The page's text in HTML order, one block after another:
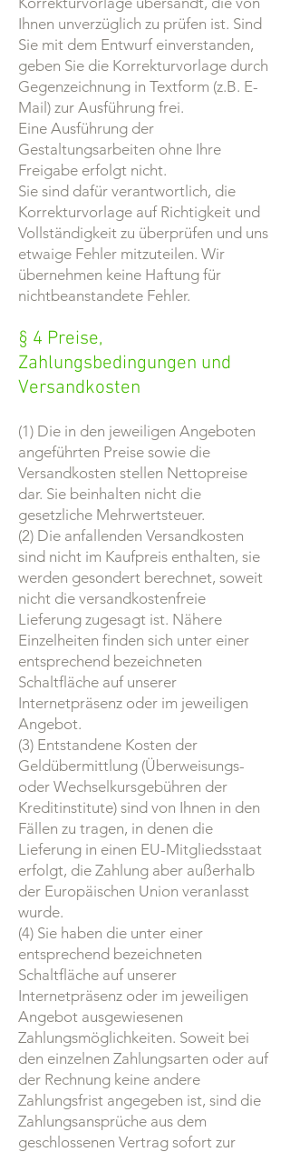
Ihnen unverzüglich zu prüfen ist. Sind
Sie mit dem Entwurf einverstanden,
geben Sie die Korrekturvorlage durch
Gegenzeichnung in Textform (z.B. E-
Mail) zur Ausführung frei.
Eine Ausführung der
Gestaltungsarbeiten ohne Ihre
Freigabe erfolgt nicht.
Sie sind dafür verantwortlich, die
Korrekturvorlage auf Richtigkeit und
Vollständigkeit zu überprüfen und uns
etwaige Fehler mitzuteilen. Wir
übernehmen keine Haftung für
nichtbeanstandete Fehler.
§ 4 Preise,
Zahlungsbedingungen und
Versandkosten
(1) Die in den jeweiligen Angeboten
angeführten Preise sowie die
Versandkosten stellen Nettopreise
dar. Sie beinhalten nicht die
gesetzliche Mehrwertsteuer.
(2) Die anfallenden Versandkosten
sind nicht im Kaufpreis enthalten, sie
werden gesondert berechnet, soweit
nicht die versandkostenfreie
Lieferung zugesagt ist. Nähere
Einzelheiten finden sich unter einer
entsprechend bezeichneten
Schaltfläche auf unserer
Internetpräsenz oder im jeweiligen
Angebot.
(3) Entstandene Kosten der
Geldübermittlung (Überweisungs-
oder Wechselkursgebühren der
Kreditinstitute) sind von Ihnen in den
Fällen zu tragen, in denen die
Lieferung in einen EU-Mitgliedsstaat
erfolgt, die Zahlung aber außerhalb
der Europäischen Union veranlasst
wurde.
(4) Sie haben die unter einer
entsprechend bezeichneten
Schaltfläche auf unserer
Internetpräsenz oder im jeweiligen
Angebot ausgewiesenen
Zahlungsmöglichkeiten. Soweit bei
den einzelnen Zahlungsarten oder auf
der Rechnung keine andere
Zahlungsfrist angegeben ist, sind die
Zahlungsansprüche aus dem
geschlossenen Vertrag sofort zur